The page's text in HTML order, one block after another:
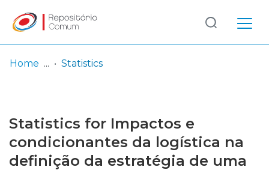
Browse repository
Entities
Log
In
(current)
Home Statistics
Statistics for Impactos e
condicionantes da logística na
definição da estratégia de uma